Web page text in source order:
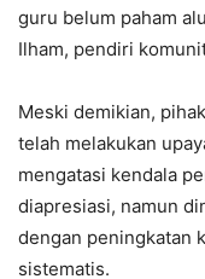
guru belum paham
Ilham, pendiri
Meski demikian,
telah melakukan
mengatasi kendala
diapresiasi, namun
dengan peningkatan
sistematis.